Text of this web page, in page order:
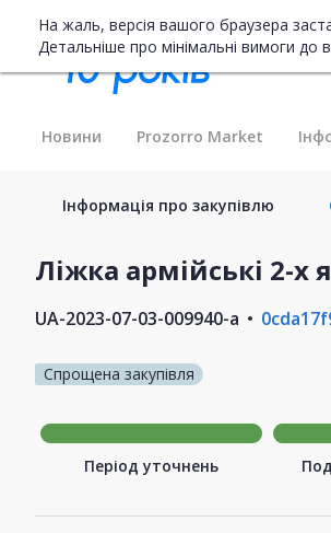
На жаль, версія вашого браузера
Детальніше про мінімальні вимоги до
Новини Prozorro Market
Інформація про закупівлю
Ліжка армійські 2-х
UA-2023-07-03-009940-a
Спрощена закупівля
Період уточнень